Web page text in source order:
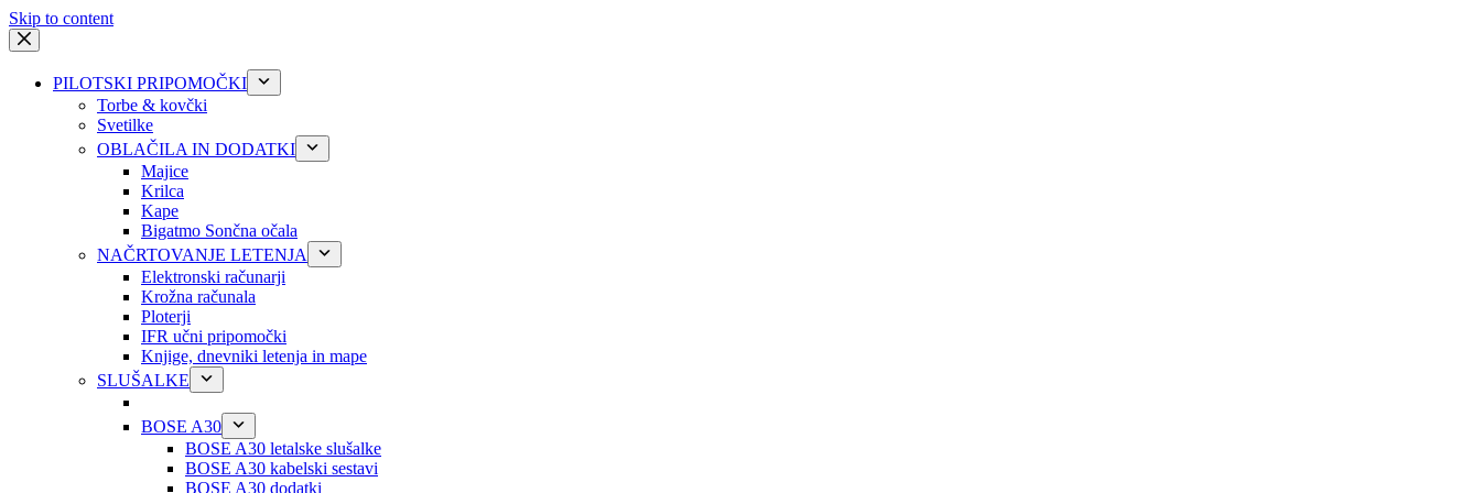
Skip to content
PILOTSKI PRIPOMOČKI
Torbe & kovčki
Svetilke
OBLAČILA IN DODATKI
Majice
Krilca
Kape
Bigatmo Sončna očala
NAČRTOVANJE LETENJA
Elektronski računarji
Krožna računala
Ploterji
IFR učni pripomočki
Knjige, dnevniki letenja in mape
SLUŠALKE
BOSE A30
BOSE A30 letalske slušalke
BOSE A30 kabelski sestavi
BOSE A30 dodatki